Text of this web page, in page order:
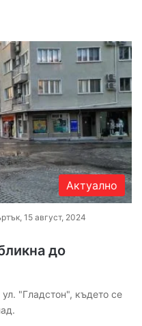
Актуално
15 август, 2024
до
"Гладстон", където се